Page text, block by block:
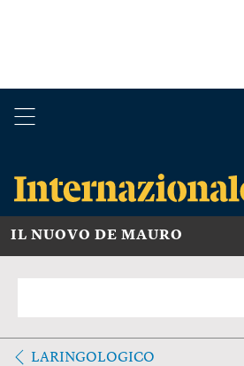
IL NUOVO DE MAURO
LARINGOLOGICO